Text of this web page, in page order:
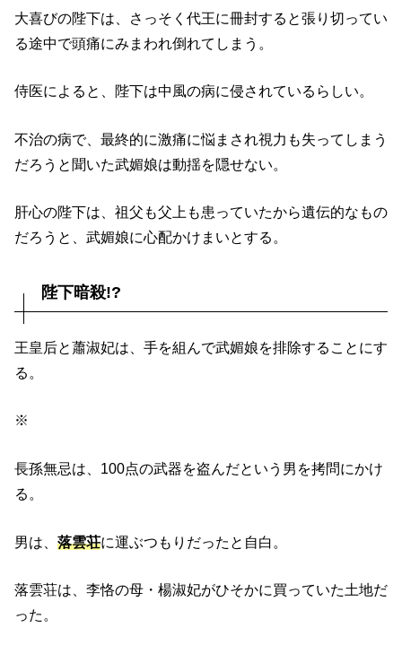
大喜びの陛下は、さっそく代王に冊封すると張り切ってい
る途中で頭痛にみまわれ倒れてしまう。
侍医によると、陛下は中風の病に侵されているらしい。
不治の病で、最終的に激痛に悩まされ視力も失ってしまう
だろうと聞いた武媚娘は動揺を隠せない。
肝心の陛下は、祖父も父上も患っていたから遺伝的なもの
だろうと、武媚娘に心配かけまいとする。
陛下暗殺!?
王皇后と蕭淑妃は、手を組んで武媚娘を排除することにす
る。
※
長孫無忌は、100点の武器を盗んだという男を拷問にかけ
る。
男は、 落雲荘に運ぶつもりだったと自白。
落雲荘は、李恪の母・楊淑妃がひそかに買っていた土地だ
った。